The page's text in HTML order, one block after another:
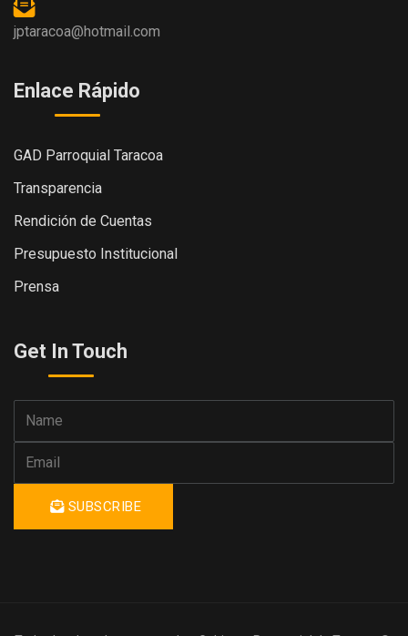
jptaracoa@hotmail.com
Enlace Rápido
GAD Parroquial Taracoa
Transparencia
Rendición de Cuentas
Presupuesto Institucional
Prensa
Get In Touch
SUBSCRIBE